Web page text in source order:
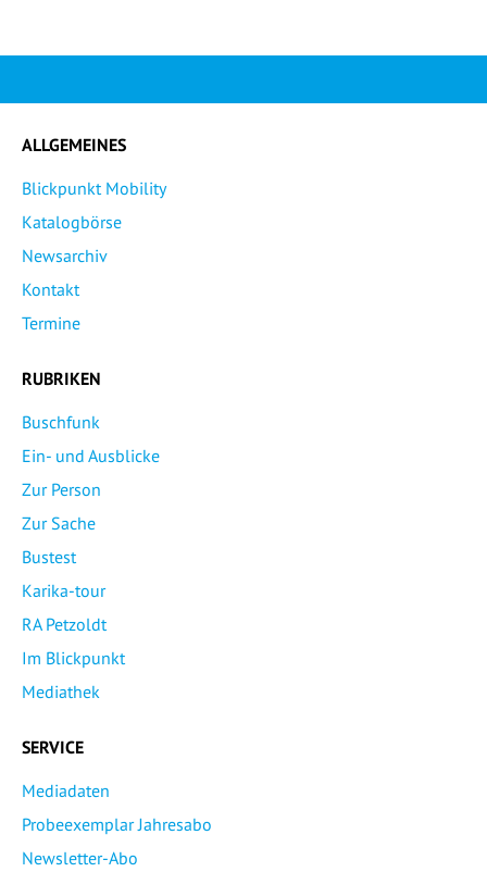
ALLGEMEINES
Blickpunkt Mobility
Katalogbörse
Newsarchiv
Kontakt
Termine
RUBRIKEN
Buschfunk
Ein- und Ausblicke
Zur Person
Zur Sache
Bustest
Karika-tour
RA Petzoldt
Im Blickpunkt
Mediathek
SERVICE
Mediadaten
Probeexemplar Jahresabo
Newsletter-Abo